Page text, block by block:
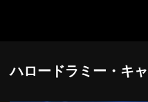
ハロードラミー・キ